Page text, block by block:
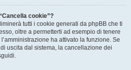
cookie”?
tutti i cookie generati da phpBB che ti
oltre a permetterti ad esempio di tenere
ha attivato la funzione. Se
uscita dal sistema, la cancellazione dei